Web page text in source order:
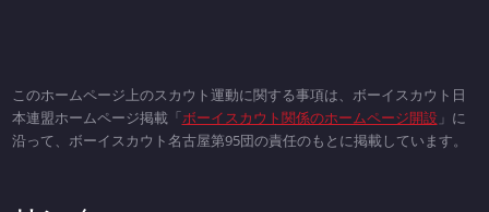
このホームページ上のスカウト運動に関する事項は、ボーイスカウト日
本連盟ホームページ掲載「ボーイスカウト関係のホームページ開設」に
沿って、ボーイスカウト名古屋第95団の責任のもとに掲載しています。